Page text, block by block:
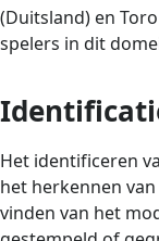
(Duitsland) en
spelers in dit
Het identificeren
het herkennen
vinden van het